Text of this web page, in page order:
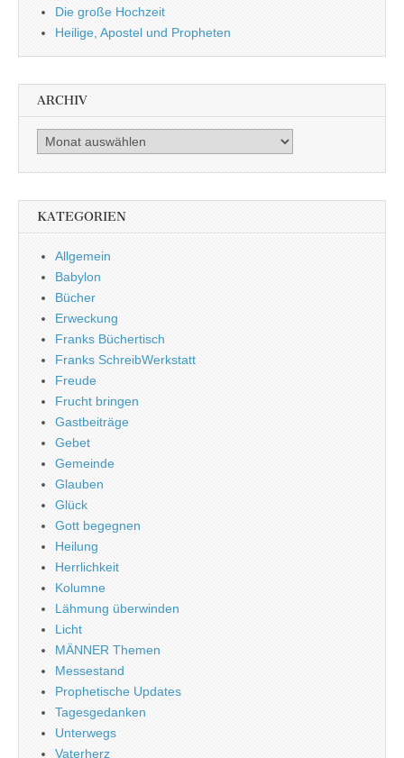
Die große Hochzeit
Heilige, Apostel und Propheten
ARCHIV
Archiv
KATEGORIEN
Allgemein
Babylon
Bücher
Erweckung
Franks Büchertisch
Franks SchreibWerkstatt
Freude
Frucht bringen
Gastbeiträge
Gebet
Gemeinde
Glauben
Glück
Gott begegnen
Heilung
Herrlichkeit
Kolumne
Lähmung überwinden
Licht
MÄNNER Themen
Messestand
Prophetische Updates
Tagesgedanken
Unterwegs
Vaterherz